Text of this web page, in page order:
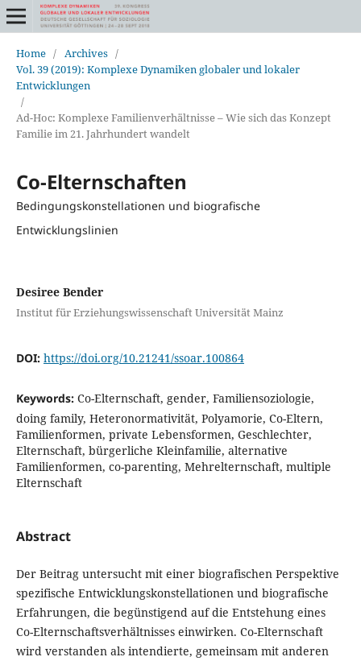
Home / Archives /
Vol. 39 (2019): Komplexe Dynamiken globaler und lokaler
Entwicklungen
/
Ad-Hoc: Komplexe Familienverhältnisse – Wie sich das Konzept
Familie im 21. Jahrhundert wandelt
Co-Elternschaften
Bedingungskonstellationen und biografische
Entwicklungslinien
Desiree Bender
Institut für Erziehungswissenschaft Universität Mainz
DOI: https://doi.org/10.21241/ssoar.100864
Keywords: Co-Elternschaft, gender, Familiensoziologie,
doing family, Heteronormativität, Polyamorie, Co-Eltern,
Familienformen, private Lebensformen, Geschlechter,
Elternschaft, bürgerliche Kleinfamilie, alternative
Familienformen, co-parenting, Mehrelternschaft, multiple
Elternschaft
Abstract
Der Beitrag untersucht mit einer biografischen Perspektive
spezifische Entwicklungskonstellationen und biografische
Erfahrungen, die begünstigend auf die Entstehung eines
Co-Elternschaftsverhältnisses einwirken. Co-Elternschaft
wird verstanden als intendierte, gemeinsam mit anderen